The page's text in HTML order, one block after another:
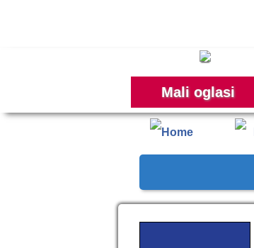
Mali oglasi
Home